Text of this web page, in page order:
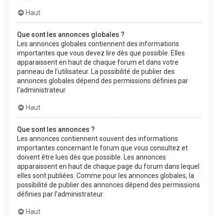
Haut
Que sont les annonces globales ?
Les annonces globales contiennent des informations
importantes que vous devez lire dès que possible. Elles
apparaissent en haut de chaque forum et dans votre
panneau de l’utilisateur. La possibilité de publier des
annonces globales dépend des permissions définies par
l’administrateur.
Haut
Que sont les annonces ?
Les annonces contiennent souvent des informations
importantes concernant le forum que vous consultez et
doivent être lues dès que possible. Les annonces
apparaissent en haut de chaque page du forum dans lequel
elles sont publiées. Comme pour les annonces globales, la
possibilité de publier des annonces dépend des permissions
définies par l’administrateur.
Haut